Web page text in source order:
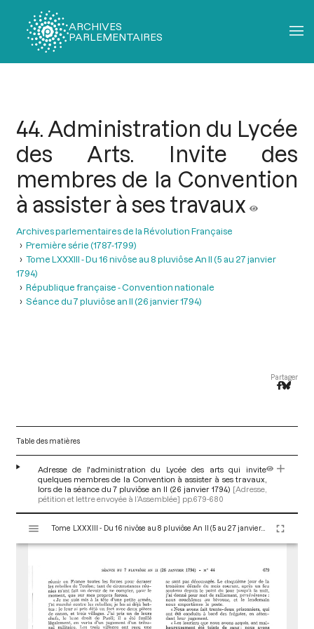
ARCHIVES
PARLEMENTAIRES
44. Administration du Lycée
des Arts. Invite des
membres de la Convention
à assister à ses travaux
Archives parlementaires de la Révolution Française
Première série (1787-1799)
Tome LXXXIII - Du 16 nivôse au 8 pluviôse An II (5 au 27 janvier
1794)
République française - Convention nationale
Séance du 7 pluviôse an II (26 janvier 1794)
Partager
Table des matières
Adresse de l'administration du Lycée des arts qui invite
quelques membres de la Convention à assister à ses travaux,
lors de la séance du 7 pluviôse an II (26 janvier 1794) [Adresse,
pétition et lettre envoyée à l’Assemblée] pp.679-680
s